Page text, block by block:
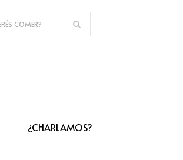
¿CHARLAMOS?